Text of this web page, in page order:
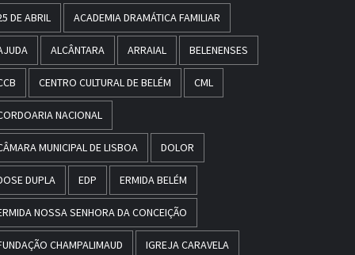
DE ABRIL ACADEMIA DRAMÁTICA FAMILIAR
ALCÂNTARA ARRAIAL BELENENSES
CENTRO CULTURAL DE BELÉM CML
NACIONAL
MUNICIPAL DE LISBOA DOLOR
DUPLA EDP ERMIDA BELÉM
NOSSA SENHORA DA CONCEIÇÃO
CHAMPALIMAUD IGREJA CARAVELA